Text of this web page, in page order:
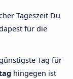
Tageszeit Du
für die
Tag für
hingegen ist